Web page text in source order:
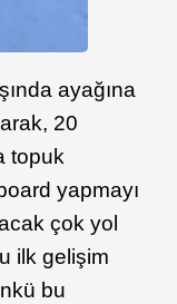
ayağına
20
topuk
yapmayı
çok yol
ilk gelişim
bu